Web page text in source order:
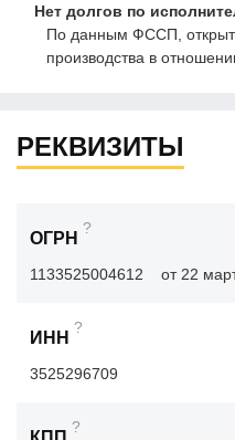
Нет долгов по
По данным ФССП,
производства в
РЕКВИЗИТЫ
ОГРН
?
1133525004612 от 22
ИНН
?
3525296709
?